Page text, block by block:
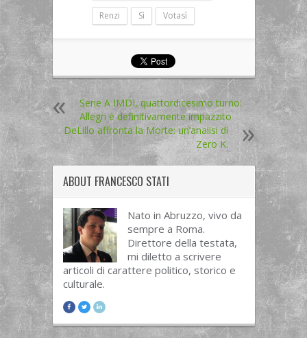
Renzi Sì Votasì
Serie A IMDI, quattordicesimo turno:
Allegri è definitivamente impazzito
DeLillo affronta la Morte: un’analisi di
Zero K.
ABOUT FRANCESCO STATI
Nato in Abruzzo, vivo da
sempre a Roma.
Direttore della testata,
mi diletto a scrivere
articoli di carattere politico, storico e
culturale.